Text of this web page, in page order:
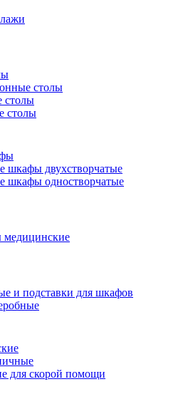
столы
столы
столы
шкафы двухстворчатые
шкафы одностворчатые
медицинские
и подставки для шкафов
для скорой помощи